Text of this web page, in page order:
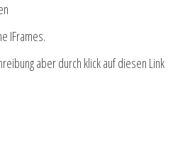
IFrames.
aber durch klick auf diesen Link